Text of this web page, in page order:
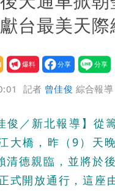
台最美天際
我要
爆料記者 曾佳俊 綜合報導
俊／新北報導】從
大橋，昨（9）天
清德親臨，並將於
式開放通行，這座